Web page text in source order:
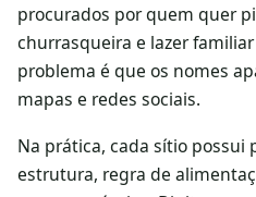
procurados por quem quer
churrasqueira e lazer
problema é que os nomes
mapas e redes sociais.
Na prática, cada sítio possui
estrutura, regra de